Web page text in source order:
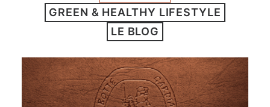
CONFÉRENCES
podcast kinoa
YOGA
faire le quiz
GREEN & HEALTHY LIFESTYLE
LE BLOG